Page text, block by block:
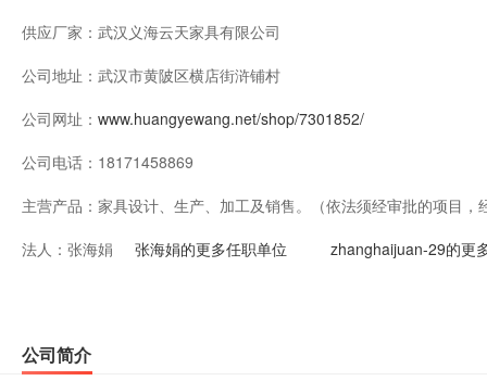
供应厂家： 武汉义海云天家具有限公司
公司地址： 武汉市黄陂区横店街浒铺村
公司网址： www.huangyewang.net/shop/7301852/
公司电话： 18171458869
主营产品： 家具设计、生产、加工及销售。（依法须经审批的项目
动）
法人： 张海娟 张海娟的更多任职单位 zhanghaijuan-29的更
公司简介